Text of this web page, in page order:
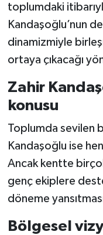
toplumdaki
Kandaşoğlu’nun
dinamizmiyle
ortaya çıkacağı
Zahir
konusu
Toplumda sevilen
Kandaşoğlu ise
Ancak kentte
genç ekiplere
döneme
Bölgesel